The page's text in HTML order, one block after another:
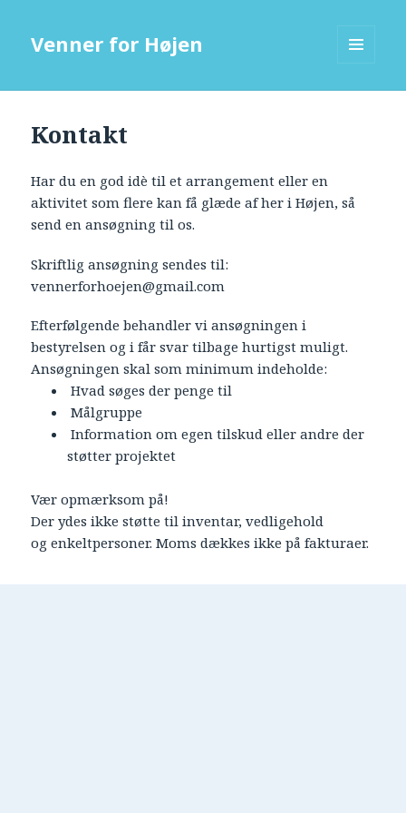
Venner for Højen
Kontakt
Har du en god idè til et arrangement eller en
aktivitet som flere kan få glæde af her i Højen, så
send en ansøgning til os.
Skriftlig ansøgning sendes til:
vennerforhoejen@gmail.com
Efterfølgende behandler vi ansøgningen i
bestyrelsen og i får svar tilbage hurtigst muligt.
Ansøgningen skal som minimum indeholde:
Hvad søges der penge til
Målgruppe
Information om egen tilskud eller andre der
støtter projektet
Vær opmærksom på!
Der ydes ikke støtte til inventar, vedligehold
og enkeltpersoner. Moms dækkes ikke på fakturaer.